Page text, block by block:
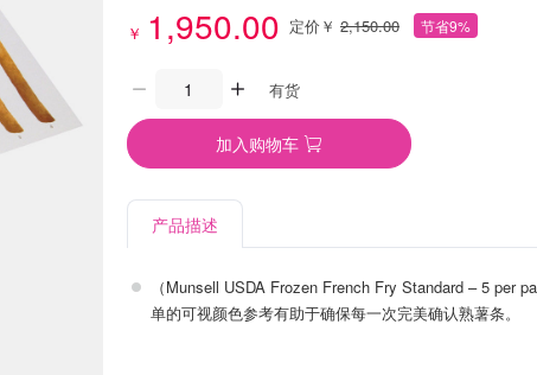
￥ 1,950.00 定价￥ 2,150.00 节省9%
有货
加入购物车
产品描述
（Munsell USDA Frozen French Fry Standard – 5 per
单的可视颜色参考有助于确保每一次完美确认熟薯条。